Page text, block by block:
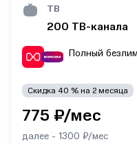
ТВ
200 ТВ-канала
Полный
Скидка 40 % на 2месяца
775 ₽/мес
далее - 1300 ₽/мес